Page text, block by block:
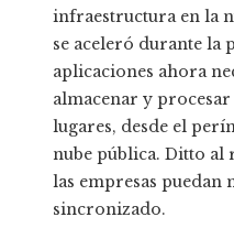
infraestructura en la
se aceleró durante la
aplicaciones ahora
almacenar y procesar
lugares, desde el
nube pública. Ditto al
las empresas puedan
sincronizado.